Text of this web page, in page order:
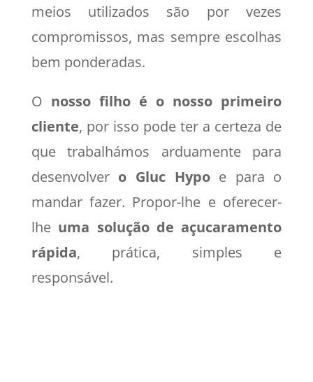
meios utilizados são por vezes
compromissos, mas sempre escolhas
bem ponderadas.
O nosso filho é o nosso primeiro
cliente, por isso pode ter a certeza de
que trabalhámos arduamente para
desenvolver o Gluc Hypoe para o
mandar fazer. Propor-lhe e oferecer-
lhe uma solução de açucaramento
rápida, prática, simples e
responsável.